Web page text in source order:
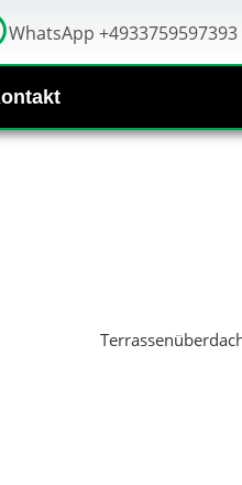
WhatsApp +4933759597393